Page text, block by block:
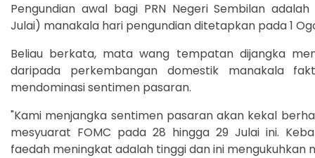
Pengundian awal bagi PRN Negeri Sembilan
Julai) manakala hari pengundian ditetapkan pada 1
Beliau berkata, mata wang tempatan dijangka
daripada perkembangan domestik manakala
mendominasi sentimen pasaran.
"Kami menjangka sentimen pasaran akan kekal
mesyuarat FOMC pada 28 hingga 29 Julai ini.
faedah meningkat adalah tinggi dan ini mengukuhkan